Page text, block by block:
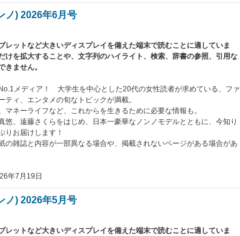
ノ) 2026年6月号
レットなど大きいディスプレイを備えた端末で読むことに適していま
けを拡大することや、文字列のハイライト、検索、辞書の参照、引用な
きません。
メディア！ 大学生を中心とした20代の女性読者が求めている、ファ
ティ、エンタメの旬なトピックが満載。
マネーライフなど、これからを生きるために必要な情報も。
悠、遠藤さくらをはじめ、日本一豪華なノンノモデルとともに、今知り
りお届けします！
の雑誌と内容が一部異なる場合や、掲載されないページがある場合があ
年7月19日
ノ) 2026年5月号
レットなど大きいディスプレイを備えた端末で読むことに適していま